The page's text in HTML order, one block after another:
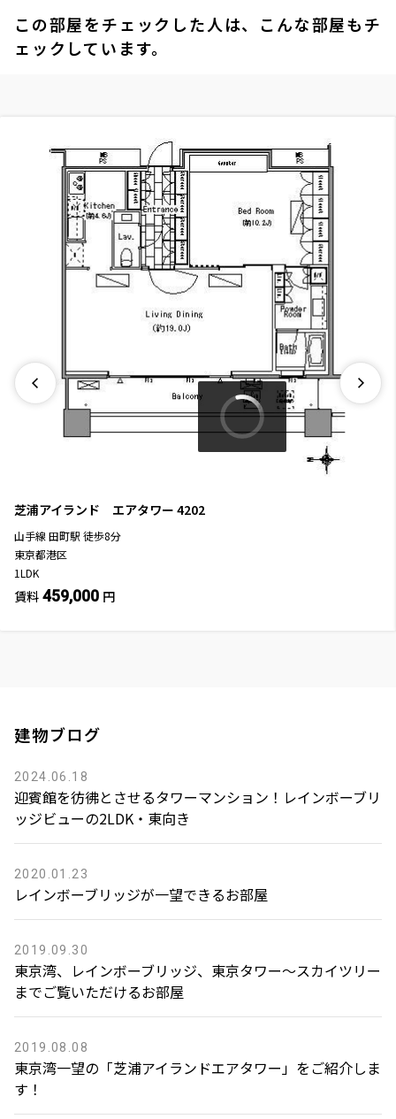
この部屋をチェックした人は、こんな部屋もチ
ェックしています。
芝浦アイランド エアタワー 4202
山手線 田町駅 徒歩8分
東京都港区
1LDK
賃料 459,000 円
建物ブログ
2024.06.18
迎賓館を彷彿とさせるタワーマンション！レインボーブリ
ッジビューの2LDK・東向き
2020.01.23
レインボーブリッジが一望できるお部屋
2019.09.30
東京湾、レインボーブリッジ、東京タワー〜スカイツリー
までご覧いただけるお部屋
2019.08.08
東京湾一望の「芝浦アイランドエアタワー」をご紹介しま
す！